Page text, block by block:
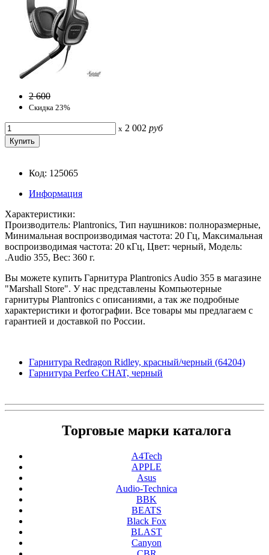
2 600
Скидка 23%
x 2 002 руб
Код: 125065
Информация
Характеристики:
Производитель: Plantronics, Тип наушников: полноразмерные,
Минимальная воспроизводимая частота: 20 Гц, Максимальная
воспроизводимая частота: 20 кГц, Цвет: черный, Модель:
.Audio 355, Вес: 360 г.
Вы можете купить Гарнитура Plantronics Audio 355 в магазине
"Marshall Store". У нас представлены Компьютерные
гарнитуры Plantronics с описаниями, а так же подробные
характеристики и фотографии. Все товары мы предлагаем с
гарантией и доставкой по России.
Гарнитура Redragon Ridley, красный/черный (64204)
Гарнитура Perfeo CHAT, черный
Торговые марки каталога
A4Tech
APPLE
Asus
Audio-Technica
BBK
BEATS
Black Fox
BLAST
Canyon